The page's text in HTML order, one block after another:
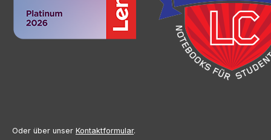
Oder über unser Kontaktformular.